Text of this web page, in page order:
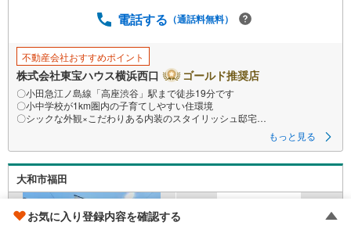
電話する （通話料無料）
不動産会社おすすめポイント
株式会社東宝ハウス横浜西口 ゴールド推奨店
〇小田急江ノ島線「高座渋谷」駅まで徒歩19分です
〇小中学校が1km圏内の子育てしやすい住環境
〇シックな外観×こだわりある内装のスタイリッシュ邸宅
「Yahoo！ 不動産 物件ご成約キャンペーン」の対象になります。
「資料をもらう」「見学予約をする」ボタンからお問い合わせください。
※必ずYahoo！ JAPAN IDでログインしてください。
※PayPayボーナスライトは出金と譲渡はできません。有効期限は付与日か
ーーーーーーーーーーーーーーーーーーーーーーーーーー
もっと見る
大和市福田
お気に入り登録内容を確認する